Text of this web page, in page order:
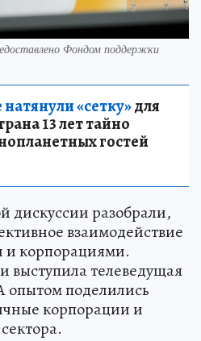
Фондом поддержки
«сетку»для
13 лет тайно
гостей
дискуссии разобрали,
взаимодействие
и корпорациями.
выступила телеведущая
поделились
корпорации и